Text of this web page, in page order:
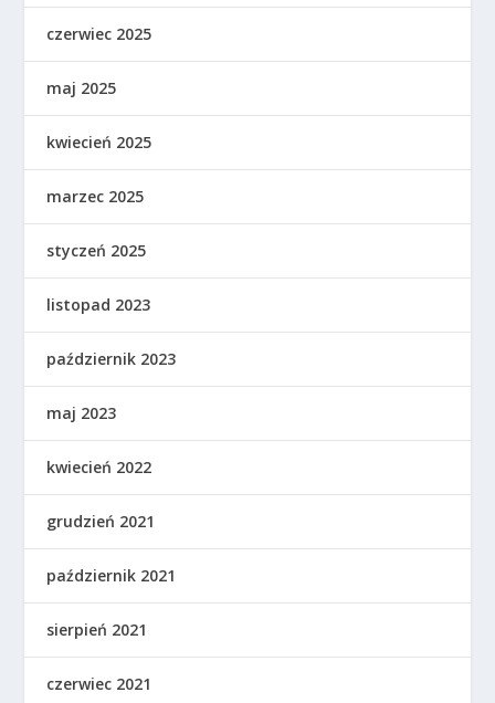
czerwiec 2025
maj 2025
kwiecień 2025
marzec 2025
styczeń 2025
listopad 2023
październik 2023
maj 2023
kwiecień 2022
grudzień 2021
październik 2021
sierpień 2021
czerwiec 2021